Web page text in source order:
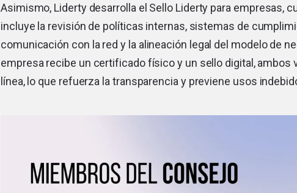
Asimismo, Liderty desarrolla el Sello Liderty para empresas,
incluye la revisión de políticas internas, sistemas de
comunicación con la red y la alineación legal del modelo de
empresa recibe un certificado físico y un sello digital, ambos
línea, lo que refuerza la transparencia y previene usos